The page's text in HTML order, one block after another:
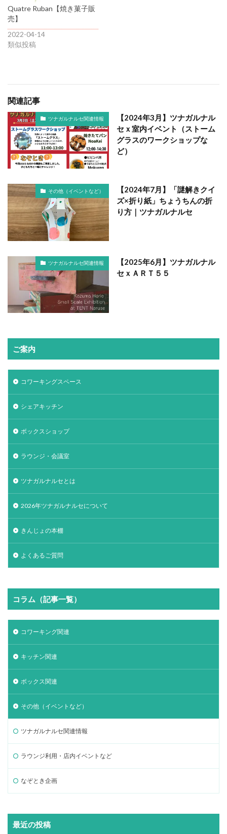
Quatre Ruban【焼き菓子販
売】
2022-04-14
類似投稿
関連記事
ツナガルナルセ関連情報
【2024年3月】ツナガルナル
セｘ室内イベント（ストーム
グラスのワークショップな
ど）
その他（イベントなど）
【2024年7月】「謎解きクイ
ズ×折り紙」ちょうちんの折
り方｜ツナガルナルセ
ツナガルナルセ関連情報
【2025年6月】ツナガルナル
セｘＡＲＴ５５
ご案内
コワーキングスペース
シェアキッチン
ボックスショップ
ラウンジ・会議室
ツナガルナルセとは
2026年ツナガルナルセについて
きんじょの本棚
よくあるご質問
コラム（記事一覧）
コワーキング関連
キッチン関連
ボックス関連
その他（イベントなど）
ツナガルナルセ関連情報
ラウンジ利用・店内イベントなど
なぞとき企画
最近の投稿